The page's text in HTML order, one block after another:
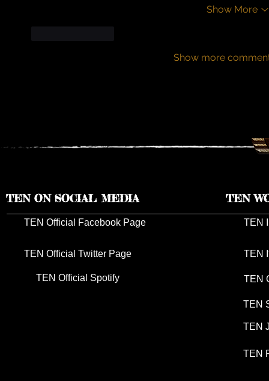
Show More
Show more
TEN ON SOCIAL MEDIA TEN
TEN Official Facebook Page
TEN Official Twitter Page
TEN Official Spotify
TEN
TEN
TEN
TEN
TEN
TEN